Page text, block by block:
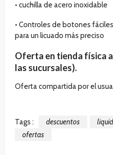
• cuchilla de acero inoxidable
• Controles de botones
para un licuado más preciso
Oferta en tienda física
las sucursales).
Oferta compartida por el
Tags : descuentos
ofertas